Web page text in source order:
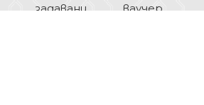
задавани
ваучер